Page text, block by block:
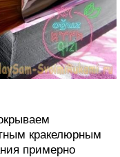
кракелюрным
примерно